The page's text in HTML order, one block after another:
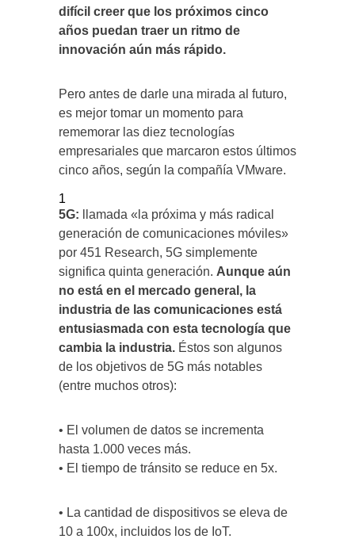
difícil creer que los próximos cinco
años puedan traer un ritmo de
innovación aún más rápido.
Pero antes de darle una mirada al futuro,
es mejor tomar un momento para
rememorar las diez tecnologías
empresariales que marcaron estos últimos
cinco años, según la compañía VMware.
1
5G:
llamada «la próxima y más radical
generación de comunicaciones móviles»
por 451 Research, 5G simplemente
significa quinta generación. Aunque aún
no está en el mercado general, la
industria de las comunicaciones está
entusiasmada con esta tecnología que
cambia la industria. Éstos son algunos
de los objetivos de 5G más notables
(entre muchos otros):
• El volumen de datos se incrementa
hasta 1.000 veces más.
• El tiempo de tránsito se reduce en 5x.
• La cantidad de dispositivos se eleva de
10 a 100x, incluidos los de IoT.